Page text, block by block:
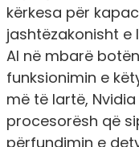
kërkesa për
jashtëzakonisht e
AI në mbarë
funksionimin e
më të lartë,
procesorësh që
përfundimin e